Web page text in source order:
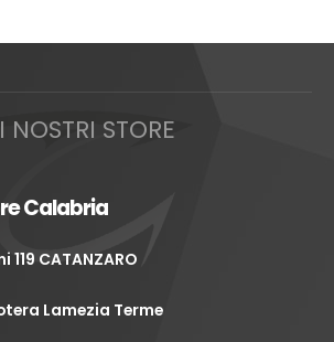
I NOSTRI STORE
Calabria
119 CATANZARO
Lamezia Terme